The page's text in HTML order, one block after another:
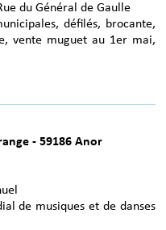
du Général de Gaulle
défilés, brocante,
vente muguet au 1er mai,
- 59186 Anor
de musiques et de danses